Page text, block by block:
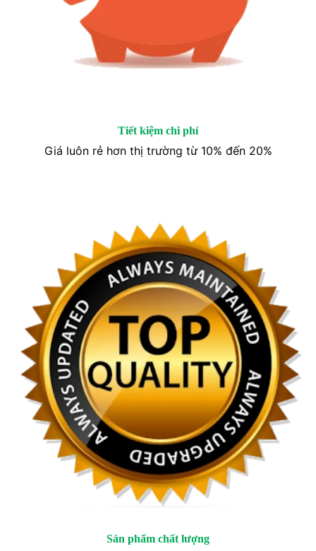
Tiết kiệm chi phí
Giá luôn rẻ hơn thị trường từ 10% đến 20%
Sản phẩm chất lượng